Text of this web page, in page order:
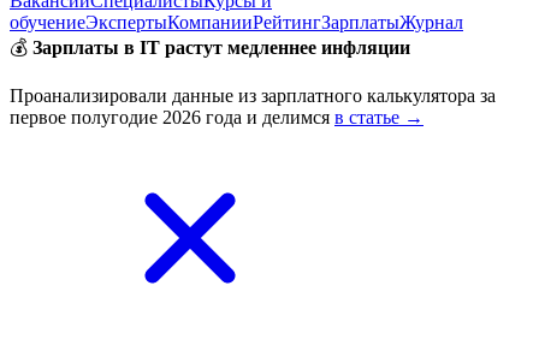
обучениеЭкспертыКомпанииРейтингЗарплатыЖурнал
💰 Зарплаты в IT растут медленнее инфляции
Проанализировали данные из зарплатного калькулятора за
первое полугодие 2026 года и делимся в статье →